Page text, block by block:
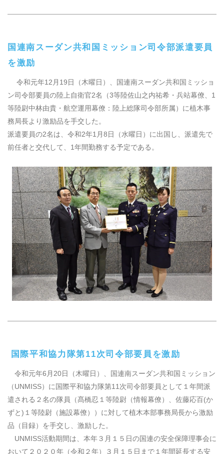
国連南スーダン共和国ミッション司令部派遣要員
を激励
令和元年12月 19日（木曜日）、国連南スーダン共和国ミッショ
ン司令部要員の陸上自衛官2名（3等陸佐山之内祐希・兵站幕僚、 1
等陸尉中林由貴・航空運用幕僚：陸上総隊司令部所属）に植木事
務局長より激励品を手交した。
派遣要員の2名は、令和2年1月8日（水曜日）に出国し、派遣先で
前任者と交代して、 1年間勤務する予定である。
国際平和協力隊第11次司令部要員を激励
令和元年6 月 20日（木曜日）、国連南スーダン共和国ミッション
（UNMISS）に国際平和協力隊第11 次司令部要員として１年間派
遣される２名の隊員（髙橋忍１等陸尉（情報幕僚）、佐藤応百(か
ずと) １等陸尉（施設幕僚））に対して植木本部事務局長から激励
品（目録）を手交し、激励した。
UNMISS活動期間は、本年３月１５日の国連の安全保障理事会に
おいて２０２０年（令和２年）３月１５日まで１年間延長する安